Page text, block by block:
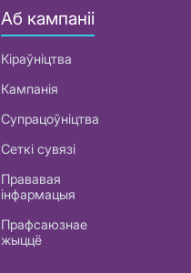
Аб кампаніі
Кіраўніцтва
Кампанія
Супрацоўніцтва
Сеткі сувязі
Прававая
інфармацыя
Прафсаюзнае
жыццё